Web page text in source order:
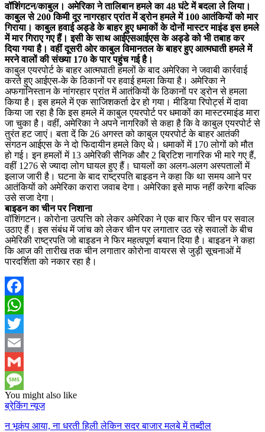
वॉशिंंगटन/काबुल। अमेरिका ने तालिबान हमले का 48 घंटे में बदला ले लिया।
काबुल से 200 किमी दूर नागरहार प्रांत में ड्रोन हमले में 100 आतंकियों को मार
गिराया। काबुल हवाई अड्डे के बाहर हुए धमाकों के दोनों मास्टर माइंड इस हमले
में मार गिराए गए हैं। इसी के साथ आईएसआईएस के अड्डे को भी तबाह कर
दिया गया है। वहीं दूसरी ओर काबुल विमानतल के बाहर हुए आत्मघाती हमले में
मरने वालों की संख्या 170 के पार पहुंच गई है।
काबुल एयरपोर्ट के बाहर आत्मघाती हमलों के बाद अमेरिका ने जवाबी कार्रवाई
करते हुए आईएस-के के ठिकानों पर हवाई हमला किया है। अमेरिका ने
अफगानिस्तान के नांगरहार प्रांत में आतंकियों के ठिकानों पर ड्रोन से हमला
किया है। इस हमले में एक साजिशकर्ता ढेर हो गया। मीडिया रिपोर्ट्स में दावा
किया जा रहा है कि इस हमले में काबुल एयरपोर्ट पर धमाकों का मास्टरमाइंड मारा
जा चुका है। वहीं, अमेरिका ने अपने नागरिकों से कहा है कि वे काबुल एयरपोर्ट से
तुरंत हट जाएं। बता दें कि 26 अगस्त को काबुल एयरपोर्ट के बाहर आतंकी
संगठन आईएस के ने दो फिदायीन हमले किए थे। धमाकों में 170 लोगों को मौत
हो गई। इन हमलों में 13 अमेरिकी सैनिक और 2 ब्रिटिश नागरिक भी मारे गए हैं,
वहीं 1276 से ज्यादा लोग घायल हुए हैं। घायलों का अलग-अलग अस्पतालों में
इलाज जारी है। घटना के बाद राष्ट्रपति बाइडन ने कहा कि था समय आने पर
आतंकियों को अमेरिका करारा जवाब देगा। अमेरिका इसे माफ नहीं करेगा बल्कि
उसे सजा देगा।
बाइडन का चीन पर निशाना
वॉशिंगटन। कोरोना उत्पत्ति को लेकर अमेरिका ने एक बार फिर चीन पर सवाल
उठाए हैं। इस संबंध में जांच को लेकर चीन पर लगातार उठ रहे सवालों के बीच
अमेरिकी राष्ट्रपति जो बाइडन ने फिर महत्वपूर्ण बयान दिया है। बाइडन ने कहा
कि आज की तारीख तक चीन लगातार कोरोना वायरस से जुड़ी सूचनाओं में
पारदर्शिता को नकार रहा है।
Facebook
WhatsApp
Twitter
Email
Gmail
Message
You might also like
ब्रेकिंग न्यूज
न भूकंप आया, ना धरती हिली लेकिन सदर बाजार मलबे में तब्दील